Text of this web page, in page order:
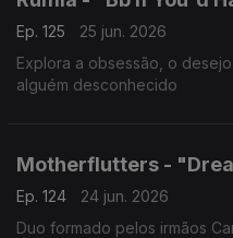
Ep. 125
25 jun. 2026
Explora a obsessão, o
alguém desconhecido
Motherflutters -
Ep. 124
24 jun. 2026
Duo formado pelos irmãos